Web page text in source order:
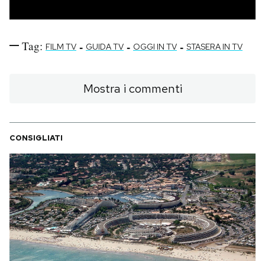
Tag: FILM TV - GUIDA TV - OGGI IN TV - STASERA IN TV
Mostra i commenti
CONSIGLIATI